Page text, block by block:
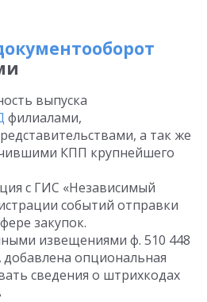
выпуска
филиалами,
а так же
КПП крупнейшего
с ГИС «Независимый
событий отправки
закупок.
извещениями ф. 510 448
опциональная
сведения о штрихкодах